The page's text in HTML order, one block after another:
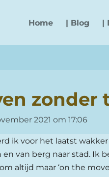
Home | Blog |
zonder
2021 om 17:06
ik voor het laatst
en van berg naar stad. Ik
altijd maar ‘on the